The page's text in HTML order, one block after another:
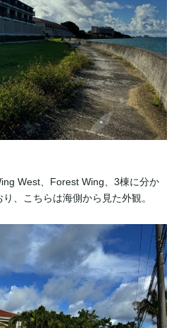
West、Forest Wing、3棟に分か
、こちらは海側から見た外観。